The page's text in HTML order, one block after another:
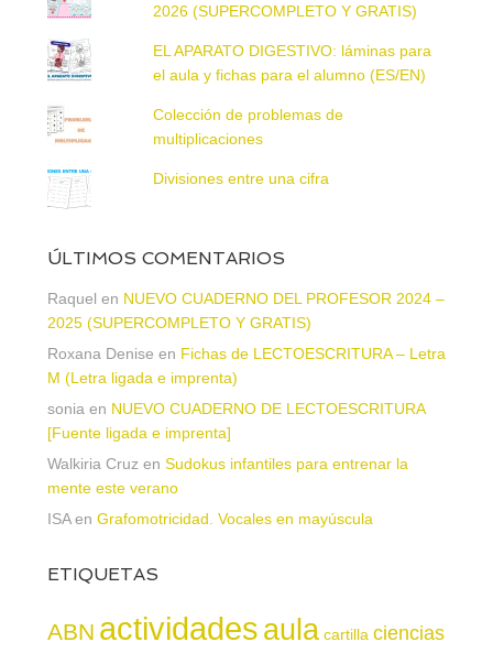
2026 (SUPERCOMPLETO Y GRATIS)
EL APARATO DIGESTIVO: láminas para
el aula y fichas para el alumno (ES/EN)
Colección de problemas de
multiplicaciones
Divisiones entre una cifra
ÚLTIMOS COMENTARIOS
Raquel en NUEVO CUADERNO DEL PROFESOR 2024 –
2025 (SUPERCOMPLETO Y GRATIS)
Roxana Denise en Fichas de LECTOESCRITURA – Letra
M (Letra ligada e imprenta)
sonia en NUEVO CUADERNO DE LECTOESCRITURA
[Fuente ligada e imprenta]
Walkiria Cruz en Sudokus infantiles para entrenar la
mente este verano
ISAen Grafomotricidad. Vocales en mayúscula
ETIQUETAS
ABN actividadesaula cartilla ciencias